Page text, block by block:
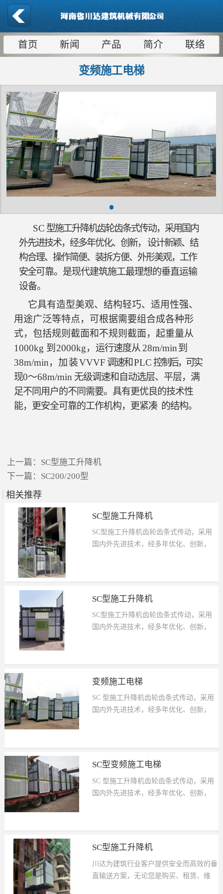
首页 新闻 产品 简介 联络
变频施工电梯
SC 型施工升降机齿轮齿条式传动，采用国内
外先进技术，经多年优化、 创新，
设计新颖、结
构合理、操作简便、装拆方便、外形美观，工作
安全可靠。是现代建筑施工最理想的垂直运输
设备。
它具有造型美观、结构轻巧、适用性强、
用途广泛等特点，可根据需要组合成各种形
式，包括规则截面和不规则截面，起重量从
1000kg 到 2000kg， 运行速度从 28m/min到
38m/min， 加装VVVF调速和PLC控制后，可实
现0～68m/min 无级调速和自动选层、平层，满
足不同用户的不同需要。具有更优良的技术性
能，更安全可靠的工作机构，更紧凑 的结构。
上一篇： SC型施工升降机
下一篇： SC200/200型
相关推荐
SC型施工升降机
SC型施工升降机齿轮齿条式传动，采用
国内外先进技术，经多年优化、创新，
筑施工最理想的垂直运输设备。它具有造
等特点，可根据需要组合成各种形式，包
括规则截面和不规则截面，起重量从
1000kg 到 2000kg，运行速度从
速和自动选层、平层，满足不同用户的不
同需要。具...
有更优良的技术性能，更安全可靠的工作
SC型施工升降机
SC型施工升降机齿轮齿条式传动，采用
国内外先进技术，经多年优化、创新，
筑施工最理想的垂直运输设备。它具有造
等特点，可根据需要组合成各种形式，包
括规则截面和不规则截面，起重量从
1000kg 到 2000kg，运行速度从
速和自动选层、平层，满足不同用户的不
同需要。具...
有更优良的技术性能，更安全可靠的工作
变频施工电梯
SC 型施工升降机齿轮齿条式传动，采用
国内外先进技术，经多年优化、创新，
等特点，可根据需要组合成各种形式，包
括规则截面和不规则截面，起重量从
1000kg 到 2000kg，运行速度从
速和自动选层、平层，满足不同用户的不
同需要。...
具有更优良的技术性能，更安全可靠的工
SC型变频施工电梯
SC 型施工升降机齿轮齿条式传动，采用
国内外先进技术，经多年优化、创新，
等特点，可根据需要组合成各种形式，包
括规则截面和不规则截面，起重量从
1000kg 到 2000kg，运行速度从
SC型施工升降机
川达为建筑行业客户提供安全而高效的垂
直输送方案，无论您是购买、租赁、维